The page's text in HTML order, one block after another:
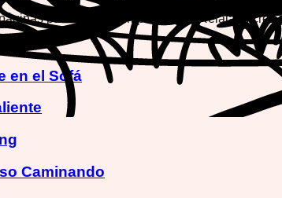
para colorear imprimibles. ¡Relájate,
en el Sofá
Caminando